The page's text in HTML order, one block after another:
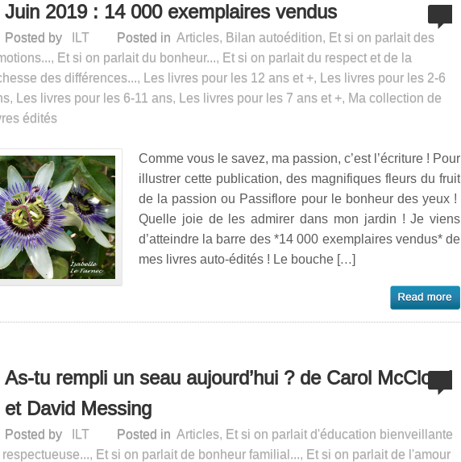
Juin 2019 : 14 000 exemplaires vendus
Posted by ILT Posted in Articles, Bilan autoédition, Et si on parlait des
, Et si on parlait du bonheur..., Et si on parlait du respect et de la
des différences..., Les livres pour les 12 ans et +,
Les livres pour les 2-6
, Les livres pour les 6-11 ans, Les livres pour les 7 ans et +, Ma collection de
édités
Comme vous le savez, ma passion, c’est l’écriture ! Pour
illustrer cette publication, des magnifiques fleurs du fruit
de la passion ou Passiflore pour le bonheur des yeux !
Quelle joie de les admirer dans mon jardin ! Je viens
d’atteindre la barre des *14 000 exemplaires vendus* de
mes livres auto-édités ! Le bouche […]
As-tu rempli un seau aujourd’hui ? de Carol McCloud
et David Messing
Posted by ILT Posted in Articles, Et si on parlait d'éducation bienveillante
respectueuse..., Et si on parlait de bonheur familial..., Et si on parlait de l'amour